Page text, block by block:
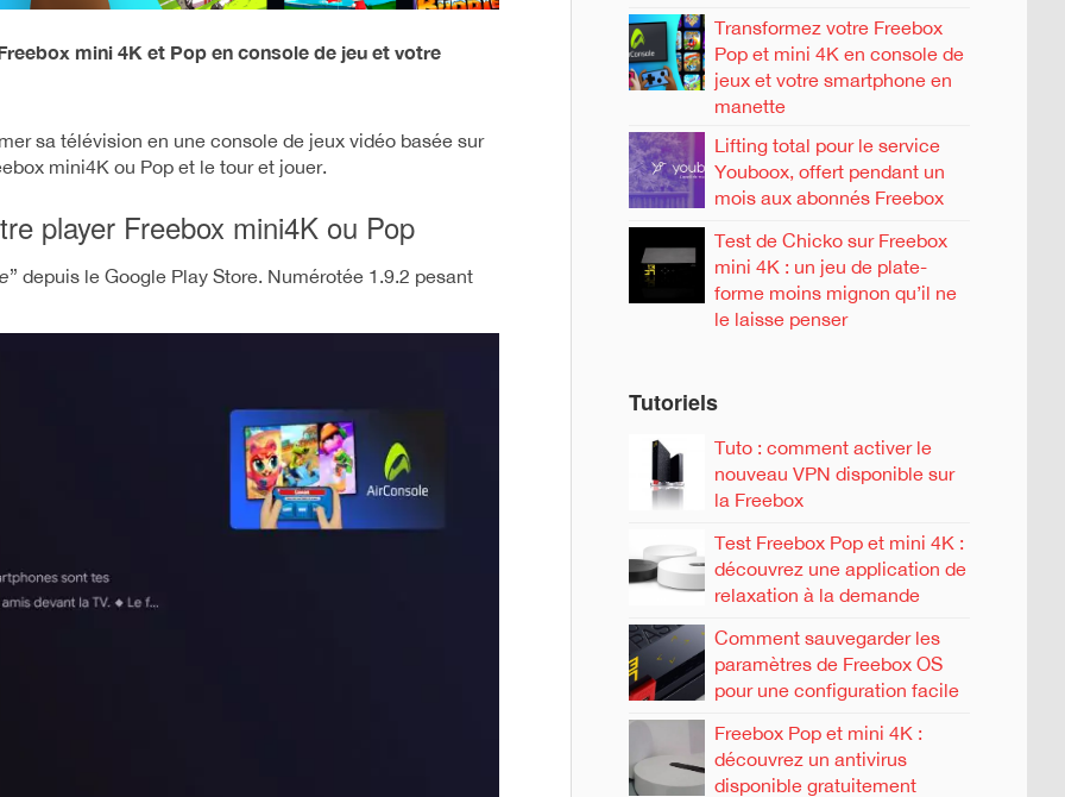
mini 4K et Pop en console de jeu et votre
sa télévision en une console de jeux vidéo basée sur
mini4K ou Pop et le tour et jouer.
player Freebox mini4K ou Pop
” depuis le Google Play Store. Numérotée 1.9.2 pesant
Transformez votre Freebox
Pop et mini 4K en console de
jeux et votre smartphone en
manette
Lifting total pour le service
Youboox, offert pendant un
mois aux abonnés Freebox
Test de Chicko sur Freebox
mini 4K : un jeu de plate-
forme moins mignon qu’il ne
le laisse penser
Tutoriels
Tuto : comment activer le
nouveau VPN disponible sur
la Freebox
Test Freebox Pop et mini 4K :
découvrez une application de
relaxation à la demande
Comment sauvegarder les
paramètres de Freebox OS
pour une configuration facile
Freebox Pop et mini 4K :
découvrez un antivirus
disponible gratuitement